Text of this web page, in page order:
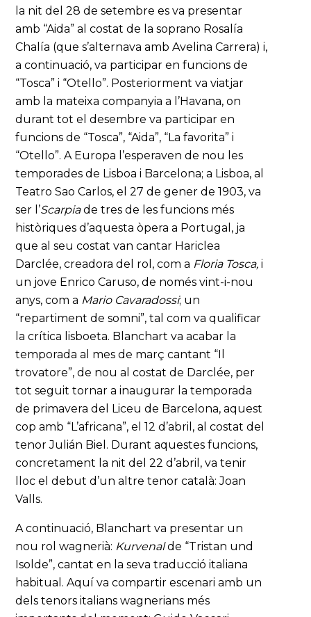
la nit del 28 de setembre es va presentar
amb “Aida” al costat de la soprano Rosalía
Chalía (que s’alternava amb Avelina Carrera) i,
a continuació, va participar en funcions de
“Tosca” i “Otello”. Posteriorment va viatjar
amb la mateixa companyia a l’Havana, on
durant tot el desembre va participar en
funcions de “Tosca”, “Aida”, “La favorita” i
“Otello”. A Europa l’esperaven de nou les
temporades de Lisboa i Barcelona; a Lisboa, al
Teatro Sao Carlos, el 27 de gener de 1903, va
ser l’Scarpiade tres de les funcions més
històriques d’aquesta òpera a Portugal, ja
que al seu costat van cantar Hariclea
Darclée, creadora del rol, com a Floria Tosca, i
un jove Enrico Caruso, de només vint-i-nou
anys, com a Mario Cavaradossi; un
“repartiment de somni”, tal com va qualificar
la crítica lisboeta. Blanchart va acabar la
temporada al mes de març cantant “Il
trovatore”, de nou al costat de Darclée, per
tot seguit tornar a inaugurar la temporada
de primavera del Liceu de Barcelona, aquest
cop amb “L’africana”, el 12 d’abril, al costat del
tenor Julián Biel. Durant aquestes funcions,
concretament la nit del 22 d’abril, va tenir
lloc el debut d’un altre tenor català: Joan
Valls.
A continuació, Blanchart va presentar un
nou rol wagnerià: Kurvenalde “Tristan und
Isolde”, cantat en la seva traducció italiana
habitual. Aquí va compartir escenari amb un
dels tenors italians wagnerians més